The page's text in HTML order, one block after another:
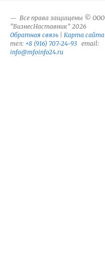
Все права защищены © ООО
"БизнесНаставник" 2026
Обратная связь
Карта сайта
тел: +8 (916) 707-24-93 email:
info@mfoinfo24.ru